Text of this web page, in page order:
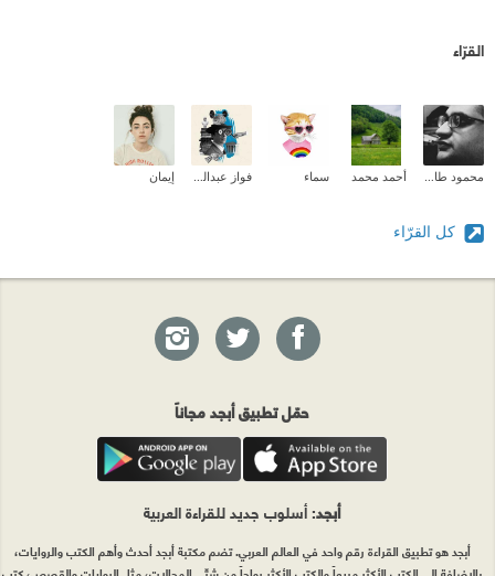
القرّاء
محمود طارق إبراهيم أحمد محمد سماء فواز عبدالمحسن إيمان
كل القرّاء
حمّل تطبيق أبجد مجاناً
أبجد: أسلوب جديد للقراءة العربية
أبجد هو تطبيق القراءة رقم واحد في العالم العربي. تضم مكتبة أبجد أحدث وأهم الكتب والروايات،